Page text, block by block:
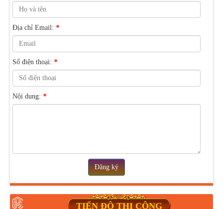
Địa chỉ Email: *
Số điện thoại: *
Nội dung: *
Đăng ký
TIẾN ĐỘ THI CÔNG